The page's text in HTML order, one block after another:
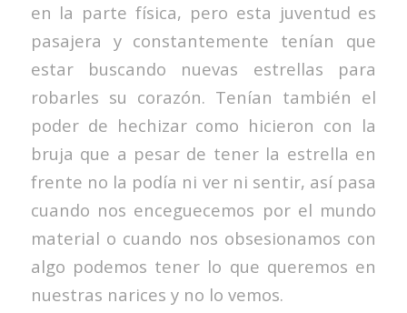
en la parte física, pero esta juventud es
pasajera y constantemente tenían que
estar buscando nuevas estrellas para
robarles su corazón. Tenían también el
poder de hechizar como hicieron con la
bruja que a pesar de tener la estrella en
frente no la podía ni ver ni sentir, así pasa
cuando nos enceguecemos por el mundo
material o cuando nos obsesionamos con
algo podemos tener lo que queremos en
nuestras narices y no lo vemos.